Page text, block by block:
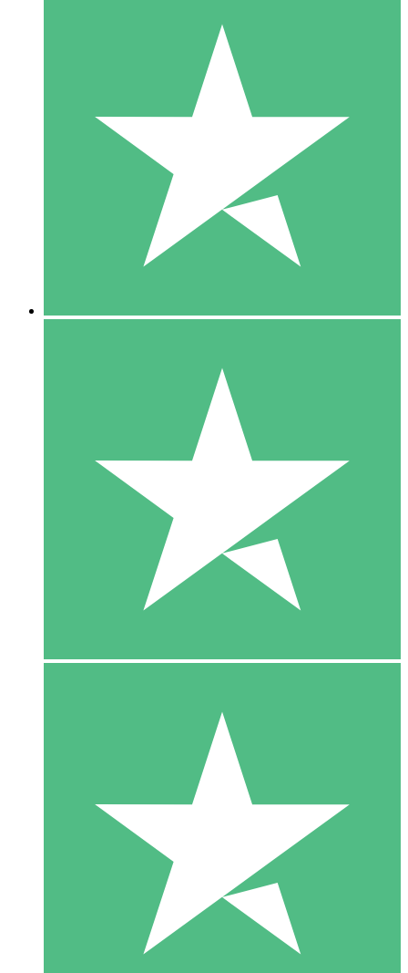
Packs de Crédits Individuels
Payez à l'utilisation avec des crédits de téléchargement. Sans
1 Téléchargement
10 00
10 Téléchargements
20 00